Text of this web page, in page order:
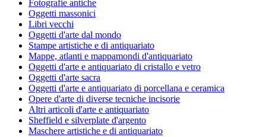
Fotografie antiche
Oggetti massonici
Libri vecchi
Oggetti d'arte dal mondo
Stampe artistiche e di antiquariato
Mappe, atlanti e mappamondi d'antiquariato
Oggetti d'arte e antiquariato di cristallo e vetro
Oggetti d'arte sacra
Oggetti d'arte e antiquariato di porcellana e ceramica
Opere d'arte di diverse tecniche incisorie
Altri articoli d'arte e antiquariato
Sheffield e silverplate d'argento
Maschere artistiche e di antiquariato